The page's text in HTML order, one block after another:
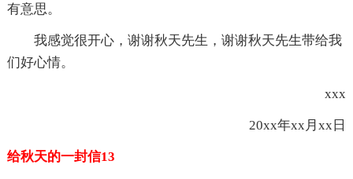
有意思。
我感觉很开心，谢谢秋天先生，谢谢秋天先生带给我
们好心情。
xxx
20xx年xx月xx日
给秋天的一封信13